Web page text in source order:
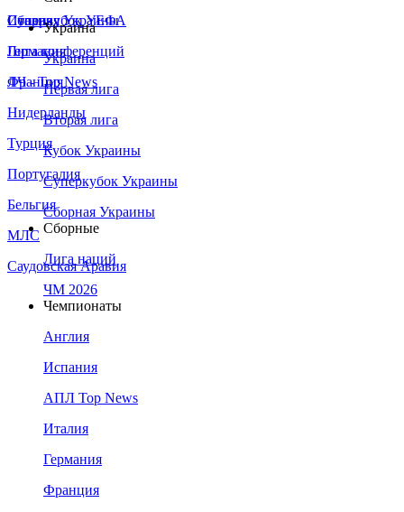
Сборная Украины
Италия
Германия
Франция
Нидерланды
Турция
Португалия
Бельгия
МЛС
Саудовская Аравия
Суперкубок УЕФА
Лига конференций
ЛЧ - Top News
Украина
Украина
Первая лига
Вторая лига
Кубок Украины
Суперкубок Украины
Сборная Украины
Сборные
Лига наций
ЧМ 2026
Чемпионаты
Англия
Испания
АПЛ Top News
Италия
Германия
Франция